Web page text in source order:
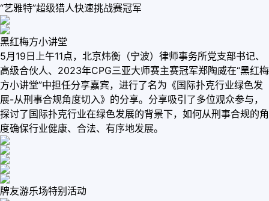
“艺雅特”超级猎人快速挑战赛冠军
黑红梅方小讲堂
5月19日上午11点，北京炜衡（宁波）律师事务所党支部书记、
高级合伙人、2023年CPG三亚大师赛主赛冠军郑陶威在“黑红梅
方小讲堂”中担任分享嘉宾，进行了名为《国际扑克行业绿色发
展-从刑事合规角度切入》的分享。分享吸引了多位观众参与，
探讨了国际扑克行业在绿色发展的背景下，如何从刑事合规的角
度确保行业健康、合法、有序地发展。
牌友游乐场特别活动